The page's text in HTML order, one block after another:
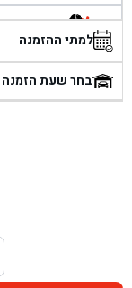
בן גל -
בן גל -
בן גל - דרך השבעה 20,
בן גל - הרצל 6, גדרה - גדרה
בן גל - שדרות דוד בן
למתי ההזמנה
בחר שעת הזמנה